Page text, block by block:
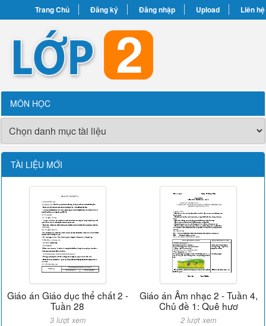
Trang Chủ Đăng ký Đăng nhập Upload Liên hệ
MÔN HỌC
TÀI LIỆU MỚI
Giáo án Giáo dục thể chất 2 -
Tuần 28
3 lượt xem
Giáo án Âm nhạc 2 - Tuần 4,
Chủ đề 1: Quê hươ
2 lượt xem